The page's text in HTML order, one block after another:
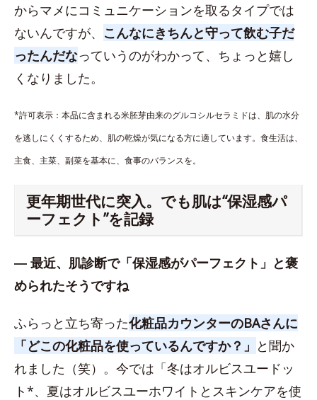
からマメにコミュニケーションを取るタイプでは
ないんですが、 こんなにきちんと守って飲む子だ
ったんだなっていうのがわかって、ちょっと嬉し
くなりました。
*許可表示：本品に含まれる米胚芽由来のグルコシルセラミドは、肌の水分
を逃しにくくするため、肌の乾燥が気になる方に適しています。食生活は、
主食、主菜、副菜を基本に、食事のバランスを。
更年期世代に突入。でも肌は“保湿感パ
ーフェクト”を記録
― 最近、肌診断で「保湿感がパーフェクト」と褒
められたそうですね
ふらっと立ち寄った化粧品カウンターのBAさんに
「どこの化粧品を使っているんですか？」 と聞か
れました（笑）。今では「冬はオルビスユードッ
ト*、夏はオルビスユーホワイトとスキンケアを使